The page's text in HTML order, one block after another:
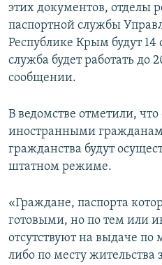
УКРАИНСКАЯ ПРОБЛЕМА КРЫМА
Все сайты RFE/RL
этих документов, отделы
паспортной службы
Республике Крым будут 14
служба будет работать до
сообщении.
В ведомстве отметили, что
иностранными
гражданства будут
штатном режиме.
«Граждане, паспорта
готовыми, но по тем или
отсутствуют на выдаче по
либо по месту жительства